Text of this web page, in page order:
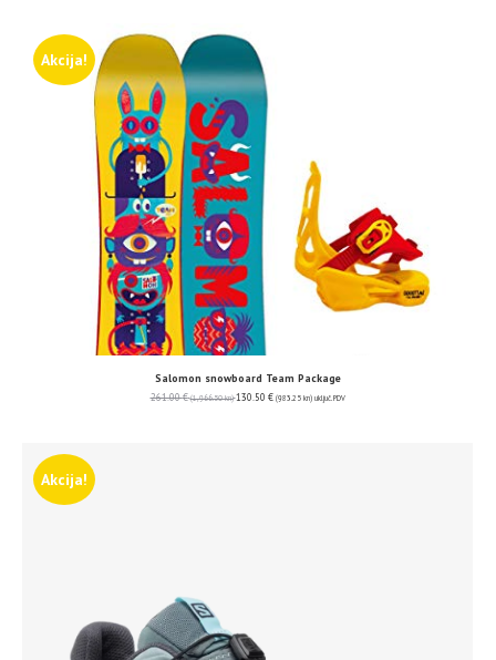
Akcija!
Salomon snowboard Team Package
261.00€ (1,966.50 kn) 130.50 € (983.25 kn) uključ. PDV
Akcija!